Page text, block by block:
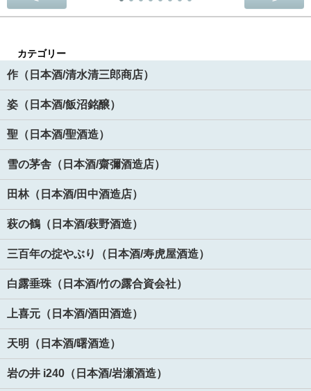
カテゴリー
作（日本酒/清水清三郎商店）
姿（日本酒/飯沼銘醸）
聖（日本酒/聖酒造）
雪の茅舎（日本酒/齋彌酒造店）
田林（日本酒/田中酒造店）
萩の鶴（日本酒/萩野酒造）
三百年の掟やぶり（日本酒/寿虎屋酒造）
白露垂珠（日本酒/竹の露合資会社）
上喜元（日本酒/酒田酒造）
天明（日本酒/曙酒造）
岩の井 i240（日本酒/岩瀬酒造）